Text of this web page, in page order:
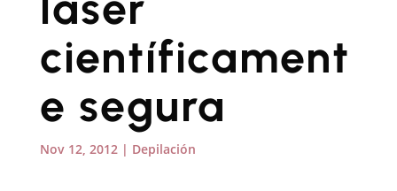
científicament
e segura
Nov 12, 2012| Depilación